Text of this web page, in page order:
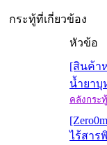
กระทู้ที่เกี่ยวข้อง
หัวข้อ
[สินค้าห
น้ำยาบุ
คลังกระ
ไร้สาร